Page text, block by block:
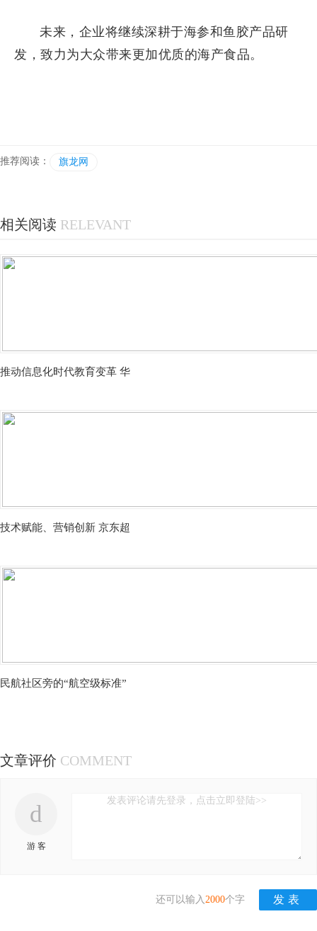
未来，企业将继续深耕于海参和鱼胶产品研
发，致力为大众带来更加优质的海产食品。
推荐阅读： 旗龙网
相关阅读 RELEVANT
推动信息化时代教育变革 华
技术赋能、营销创新 京东超
民航社区旁的“航空级标准”
文章评价 COMMENT
d
游 客
发表评论请先登录，点击立即登陆>>
还可以输入 2000个字